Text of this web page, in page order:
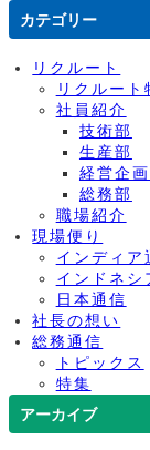
カテゴリー
リクルート
リクルート
社員紹介
技術部
生産部
経営企
総務部
職場紹介
現場便り
インディア
インドネシ
日本通信
社長の想い
総務通信
トピックス
特集
アーカイブ